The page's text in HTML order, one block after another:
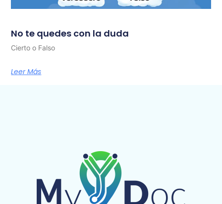
No te quedes con la duda
Cierto o Falso
Leer Más